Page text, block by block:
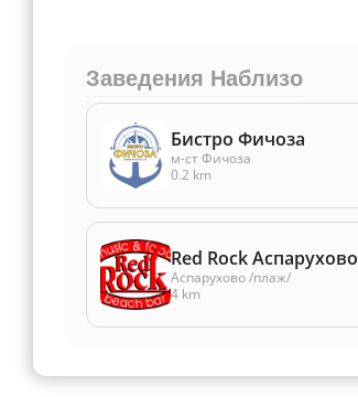
Заведения Наблизо
Бистро Фичоза
м-ст Фичоза
0.2 km
Red Rock Аспарухово
Аспарухово /плаж/
4 km